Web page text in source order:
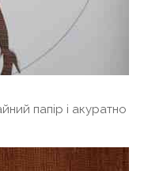
папір і акуратно